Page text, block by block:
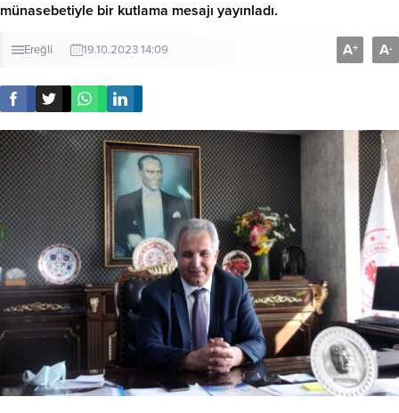
münasebetiyle bir kutlama mesajı yayınladı.
Ereğli 19.10.2023 14:09 A+ A-